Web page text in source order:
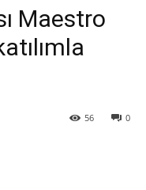
Maestro
0
56